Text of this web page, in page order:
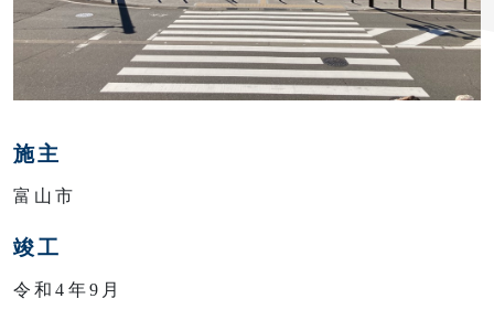
施主
富山市
竣工
令和4年9月